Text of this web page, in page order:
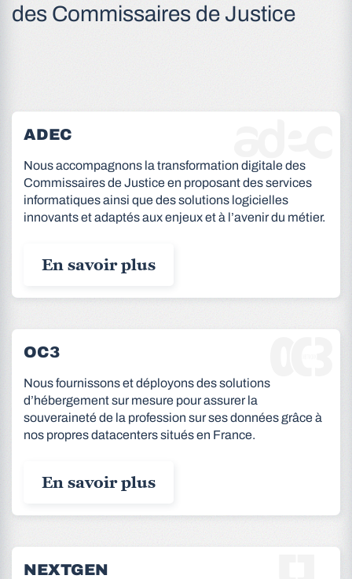
des Commissaires de Justice
ADEC
Nous accompagnons la transformation digitale des
Commissaires de Justice en proposant des services
informatiques ainsi que des solutions logicielles
innovants et adaptés aux enjeux et à l’avenir du métier.
En savoir plus
OC3
Nous fournissons et déployons des solutions
d’hébergement sur mesure pour assurer la
souveraineté de la profession sur ses données grâce à
nos propres datacenters situés en France.
En savoir plus
NEXTGEN